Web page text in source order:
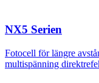
NX5 Serien
Fotocell för längre
multispänning